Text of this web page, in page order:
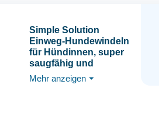
Simple Solution
Einweg-Hundewindeln
für Hündinnen, super
saugfähig und
auslaufsicher mit
Nässeindikator für
Mehr anzeigen ⏷